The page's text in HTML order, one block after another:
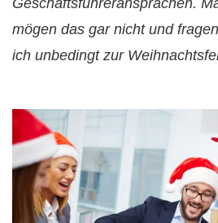
Geschäftsführeransprachen.
mögen das gar nicht und
ich unbedingt zur